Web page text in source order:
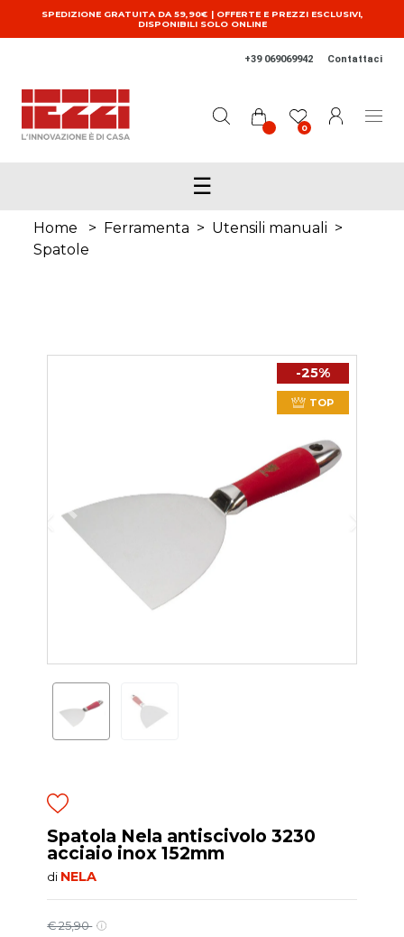
Salta al contenuto principale
SPEDIZIONE GRATUITA DA 59,90€ | OFFERTE E PREZZI ESCLUSIVI,
DISPONIBILI SOLO ONLINE
+39 069069942 Contattaci
0
☰
Home > Ferramenta > Utensili manuali >
Spatole
-25%
TOP
Spatola Nela antiscivolo 3230
acciaio inox 152mm
di NELA
€ 25,90